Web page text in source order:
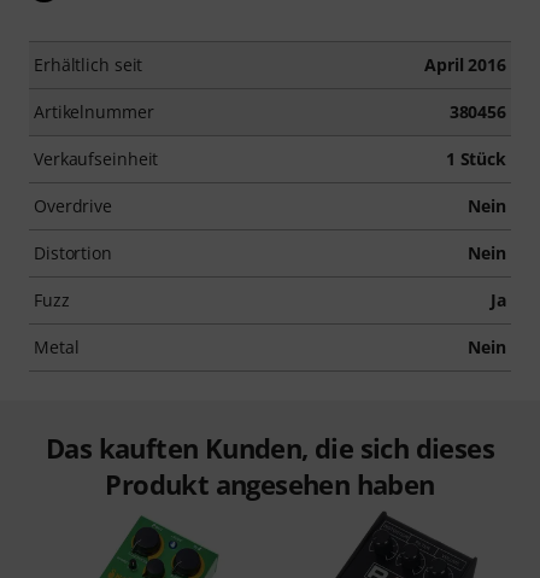
Erhältlich seit April 2016
Artikelnummer 380456
Verkaufseinheit 1 Stück
Overdrive Nein
Distortion Nein
Fuzz Ja
Metal Nein
Das kauften Kunden, die sich dieses
Produkt angesehen haben